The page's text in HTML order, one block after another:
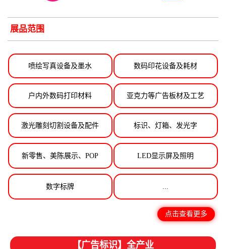
展品范围
喷绘写真设备及墨水 数码印花设备及耗材
户内外数码打印材料 亚克力等广告板材及工艺
激光雕刻切割设备及配件 标识、灯箱、发光字
新零售、美陈展示、POP LED显示屏及照明
数字标牌 ...
点击查看更多
【广告标识】全产业